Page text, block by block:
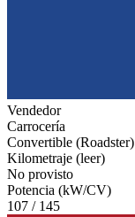
Vendedor
Carrocería
Convertible (Roadster)
Kilometraje (leer)
No provisto
Potencia (kW/CV)
107 / 145